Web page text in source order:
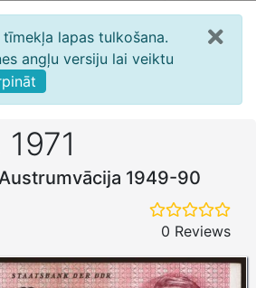
lapas tulkošana.
angļu versiju lai veiktu
1949-90
0 Reviews